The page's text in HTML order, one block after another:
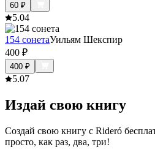
60 ₽
5.04
154 сонетаУильям Шекспир
400 ₽
400 ₽
5.07
Издай свою книгу
Создай свою книгу с Rideró
просто, как раз, два, три!